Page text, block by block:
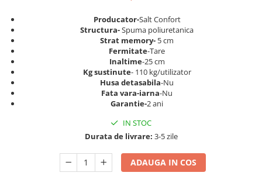
Saltele 160x200
Saltele 180x200
Top saltele
Top saltele 5 cm
Top saltele 10 cm
Top saltele memory 5 cm
Top saltele MemoHR 6.5 cm
Saltele cu plasa de arcuri
Saltele cu spuma
Dulap birou
Birouri
Scaune pentru birou
Scaune pentru vizitatori
Scaune manager
Scaune pentru bucatarie
Seturi mese si scaune bucatarie
Producator-Salt Confort
Structura-Spuma poliuretanica
Strat memory- 5 cm
Fermitate-Tare
Inaltime-25 cm
Kg sustinute- 110 kg/utilizator
Husa detasabila-Nu
Fata vara-iarna-Nu
Garantie-2 ani
IN STOC
Durata de livrare: 3-5 zile
ADAUGA IN COS